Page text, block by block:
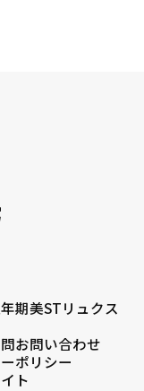
期美STリュクス
お問い合わせ
ポリシー
ト